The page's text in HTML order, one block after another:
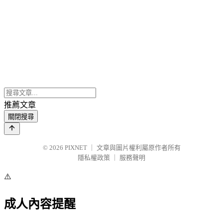
推薦文章
關閉搜尋
© 2026 PIXNET
文章與圖片權利屬原作者所有
隱私權政策
服務聲明
⚠️
成人內容提醒